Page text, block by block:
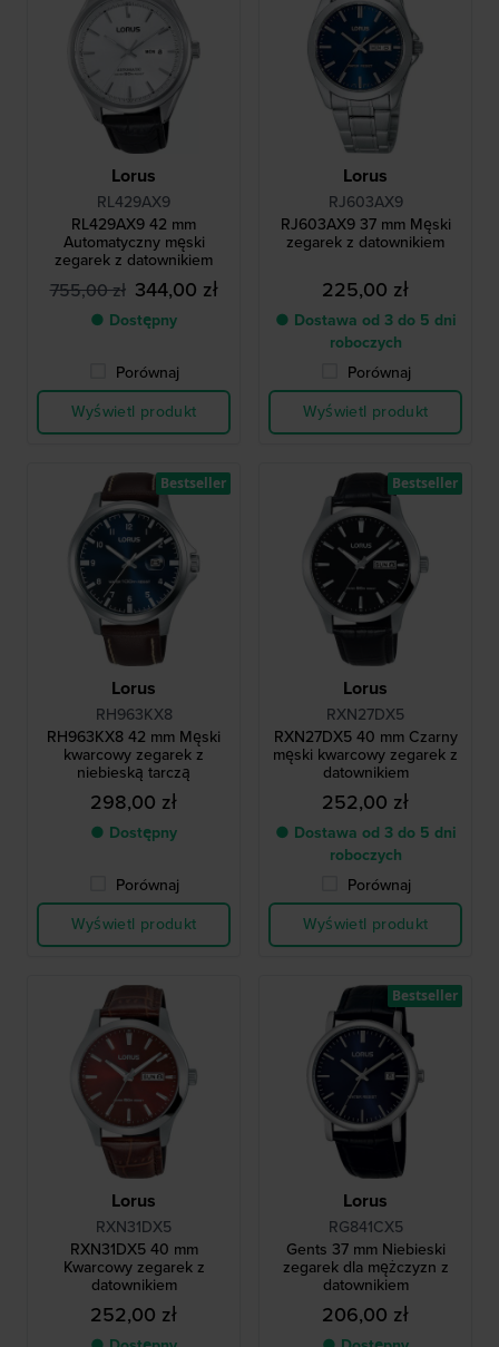
Lorus
RL429AX9
RL429AX9 42 mm
Automatyczny męski
zegarek z datownikiem
755,00 zł 344,00 zł
● Dostępny
Porównaj
Wyświetl produkt
Lorus
RJ603AX9
RJ603AX9 37 mm Męski
zegarek z datownikiem
225,00 zł
● Dostawa od 3 do 5 dni
roboczych
Porównaj
Wyświetl produkt
Lorus
RH963KX8
RH963KX8 42 mm Męski
kwarcowy zegarek z
niebieską tarczą
298,00 zł
● Dostępny
Porównaj
Wyświetl produkt
Bestseller
Lorus
RXN27DX5
RXN27DX5 40 mm Czarny
męski kwarcowy zegarek z
datownikiem
252,00 zł
● Dostawa od 3 do 5 dni
roboczych
Porównaj
Wyświetl produkt
Bestseller
Lorus
RXN31DX5
RXN31DX5 40 mm
Kwarcowy zegarek z
datownikiem
252,00 zł
Lorus
RG841CX5
Gents 37 mm Niebieski
zegarek dla mężczyzn z
datownikiem
206,00 zł
Bestseller